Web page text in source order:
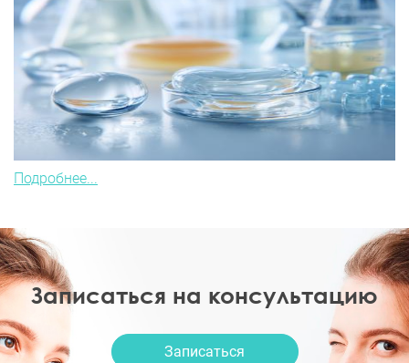
Подробнее...
Записаться на консультацию
Записаться